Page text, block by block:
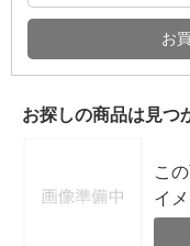
お
お探しの商品は見つ
こ
イ